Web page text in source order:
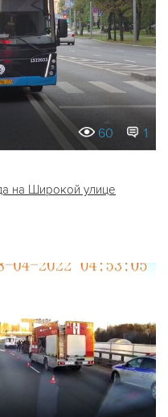
60 1
на Широкой улице